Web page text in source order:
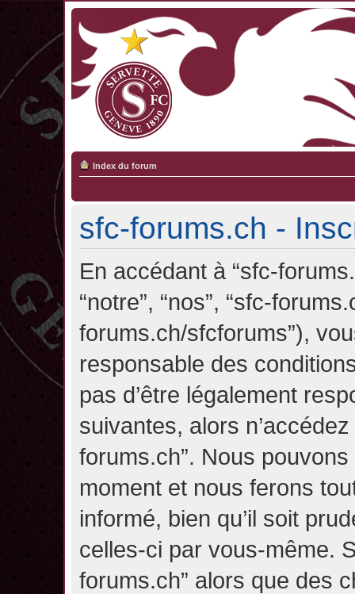
Index du forum
sfc-forums.ch -
En accédant à “sfc-
“notre”, “nos”, “sfc-
forums.ch/sfcforums”),
responsable des
pas d’être légalement
suivantes, alors
forums.ch”. Nous
moment et nous ferons
informé, bien qu’il soit
celles-ci par vous-même.
forums.ch” alors que des